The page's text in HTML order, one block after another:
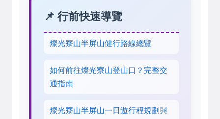
📌 行前快速導覽
燦光寮山半屏山健行路線總覽
如何前往燦光寮山登山口？完整交
通指南
燦光寮山半屏山一日遊行程規劃與